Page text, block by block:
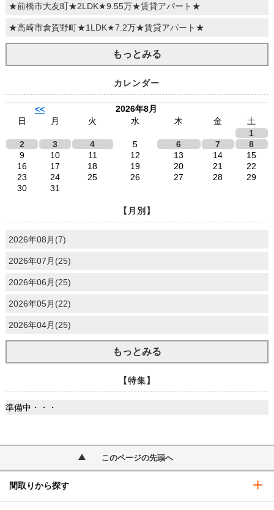
★前橋市大友町★2LDK★9.55万★賃貸アパート★
★高崎市倉賀野町★1LDK★7.2万★賃貸アパート★
もっとみる
カレンダー
<<
2026年8月
日
月 火 水 木 金
土
1
2
3 4 5 6 7
8
9
10 11 12 13 14
15
16
17 18 19 20 21
22
23
24 25 26 27 28
29
30
31
【月別】
2026年08月(7)
2026年07月(25)
2026年06月(25)
2026年05月(22)
2026年04月(25)
もっとみる
【特集】
準備中・・・
このページの先頭へ
間取りから探す